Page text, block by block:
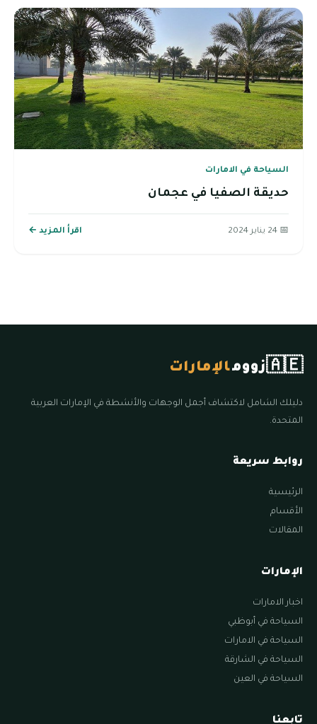
السياحة في الامارات
حديقة الصفيا في عجمان
📅 24 يناير 2024 اقرأ المزيد ←
🇦🇪زوومالإمارات
دليلك الشامل لاكتشاف أجمل الوجهات والأنشطة في الإمارات العربية
المتحدة.
روابط سريعة
الرئيسية
الأقسام
المقالات
الإمارات
اخبار الامارات
السياحة في أبوظبي
السياحة في الامارات
السياحة في الشارقة
السياحة في العين
تابعنا